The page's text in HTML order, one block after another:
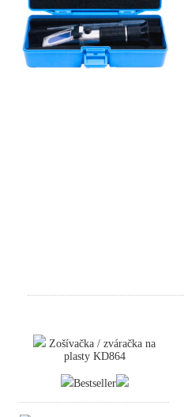
Zošívačka / zváračka na
plasty KD864
Bestseller